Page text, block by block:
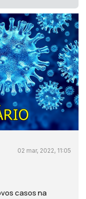
02 mar, 2022, 11:05
casos na